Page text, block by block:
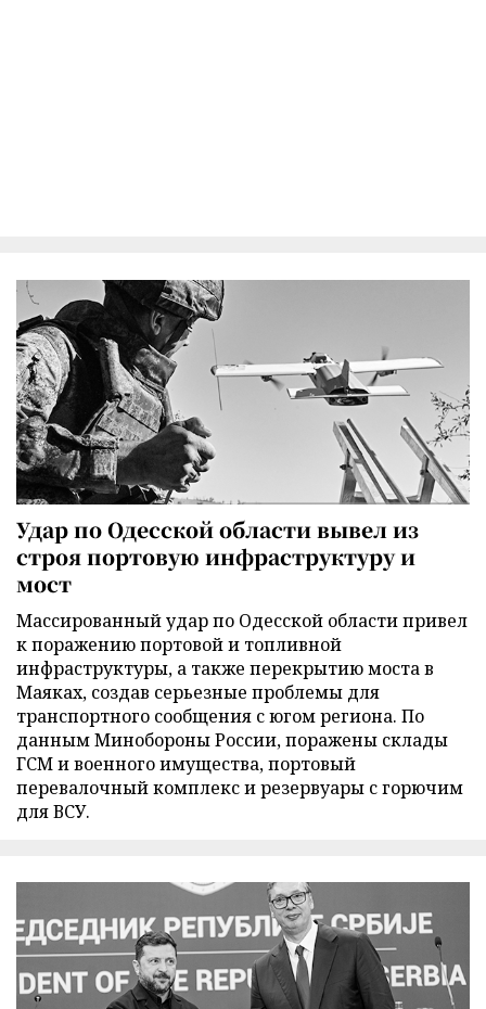
Удар по Одесской области вывел из
строя портовую инфраструктуру и
мост
Массированный удар по Одесской области привел
к поражению портовой и топливной
инфраструктуры, а также перекрытию моста в
Маяках, создав серьезные проблемы для
транспортного сообщения с югом региона. По
данным Минобороны России, поражены склады
ГСМ и военного имущества, портовый
перевалочный комплекс и резервуары с горючим
для ВСУ.